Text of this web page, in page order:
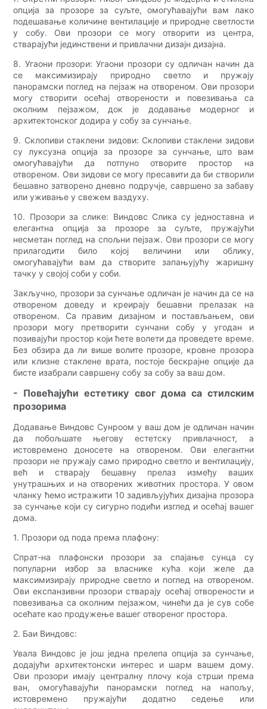
опција за прозоре за суљте, омогућавајући вам лако
подешавање количине вентилације и природне светлости
у собу. Ови прозори се могу отворити из центра,
стварајући јединствени и привлачни дизајн дизајна.
8. Угаони прозори: Угаони прозори су одличан начин да
се максимизирају природно светло и пружају
панорамски поглед на пејзаж на отвореном. Ови прозори
могу створити осећај отворености и повезивања са
околним пејзажом, док је додавање модерног и
архитектонског додира у собу за сунчање.
9. Склопиви стаклени зидови: Склопиви стаклени зидови
су луксузна опција за прозоре за сунчање, што вам
омогућавајући да потпуно отворите простор на
отвореном. Ови зидови се могу пресавити да би створили
бешавно затворено дневно подручје, савршено за забаву
или уживање у свежем ваздуху.
10. Прозори за слике: Виндовс Слика су једноставна и
елегантна опција за прозоре за суљте, пружајући
несметан поглед на спољни пејзаж. Ови прозори се могу
прилагодити било којој величини или облику,
омогућавајући вам да створите запањујућу жаришну
тачку у својој соби у соби.
Закључно, прозори за сунчање одличан је начин да се на
отвореном доведу и креирају бешавни прелазак на
отвореном. Са правим дизајном и постављањем, ови
прозори могу претворити сунчани собу у угодан и
позивајући простор који ћете волети да проведете време.
Без обзира да ли више волите прозоре, кровне прозора
или клизне стаклене врата, постоје бескрајне опције да
бисте изабрали савршену собу за собу за ваш дом.
- Повећајући естетику свог дома са стилским
прозорима
Додавање Виндовс Сунроом у ваш дом је одличан начин
да побољшате његову естетску привлачност, а
истовремено доносете на отвореном. Ови елегантни
прозори не пружају само природно светло и вентилацију,
већ и стварају бешавну прелаз између ваших
унутрашњих и на отворених животних простора. У овом
чланку ћемо истражити 10 задивљујућих дизајна прозора
за сунчање који су сигурно подићи изглед и осећај вашег
дома.
1. Прозори од пода према плафону:
Спрат-на плафонски прозори за спајање сунца су
популарни избор за власнике кућа који желе да
максимизирају природне светло и поглед на отвореном.
Ови експанзивни прозори стварају осећај отворености и
повезивања са околним пејзажом, чинећи да је сув собе
осећате као продужење вашег отвореног простора.
2. Баи Виндовс:
Увала Виндовс је још једна прелепа опција за сунчање,
додајући архитектонски интерес и шарм вашем дому.
Ови прозори имају централну плочу која стрши према
ван, омогућавајући панорамски поглед на напољу,
истовремено пружајући додатно седење или